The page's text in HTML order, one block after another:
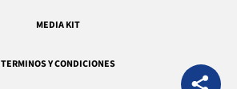
MEDIA KIT
TERMINOS Y CONDICIONES